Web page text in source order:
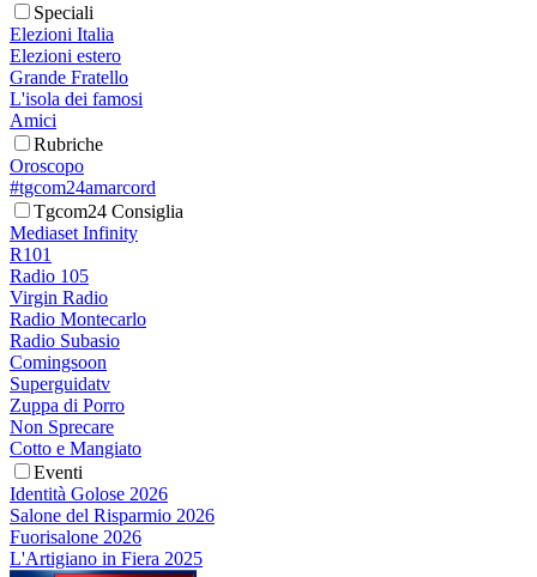
Speciali
Elezioni Italia
Elezioni estero
Grande Fratello
L'isola dei famosi
Amici
Rubriche
Oroscopo
#tgcom24amarcord
Tgcom24 Consiglia
Mediaset Infinity
R101
Radio 105
Virgin Radio
Radio Montecarlo
Radio Subasio
Comingsoon
Superguidatv
Zuppa di Porro
Non Sprecare
Cotto e Mangiato
Eventi
Identità Golose 2026
Salone del Risparmio 2026
Fuorisalone 2026
L'Artigiano in Fiera 2025